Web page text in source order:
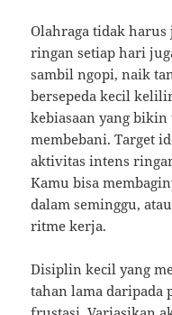
Olahraga tidak
ringan setiap hari
sambil ngopi, naik
bersepeda kecil
kebiasaan yang
membebani. Target
aktivitas intens
Kamu bisa
dalam seminggu,
ritme kerja.
Disiplin kecil yang
tahan lama daripada